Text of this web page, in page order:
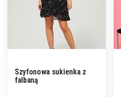
Szyfonowa sukienka z
falbaną